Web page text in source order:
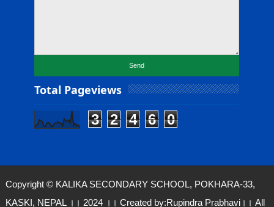
Total Pageviews
3 2 4 6 0
Copyright © KALIKA SECONDARY SCHOOL, POKHARA-33,
KASKI, NEPAL ।। 2024 ।। Created by:Rupindra Prabhavi।। All